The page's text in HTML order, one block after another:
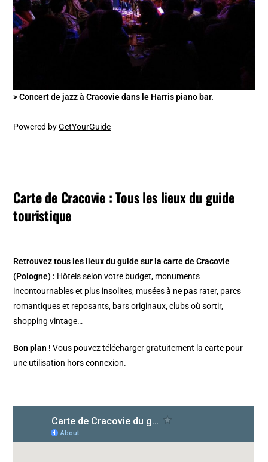
> Concert de jazz à Cracovie dans le Harris piano bar.
Powered byGetYourGuide
Carte de Cracovie : Tous les lieux du guide
touristique
Retrouvez tous les lieux du guide sur lacarte de Cracovie
(Pologne) : Hôtels selon votre budget, monuments
incontournables et plus insolites, musées à ne pas rater, parcs
romantiques et reposants, bars originaux, clubs où sortir,
shopping vintage…
Bon plan ! Vous pouvez télécharger gratuitement la carte pour
une utilisation hors connexion.